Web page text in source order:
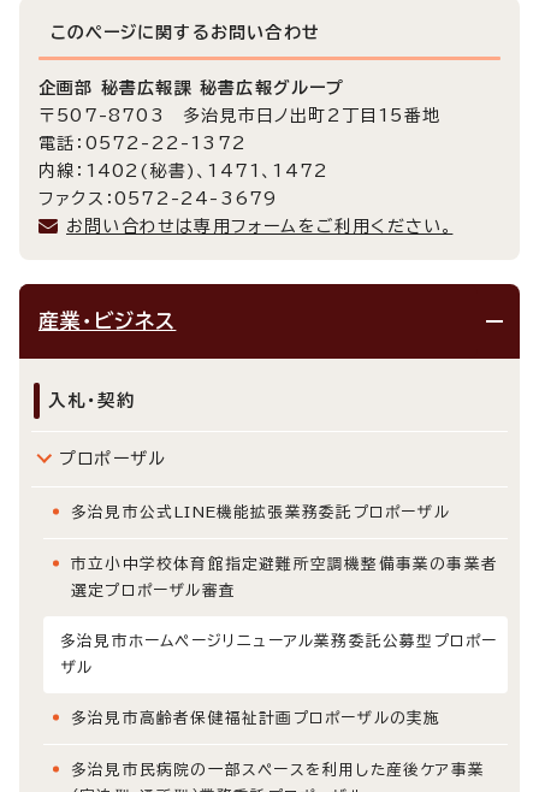
このページに関する お問い合わせ
企画部 秘書広報課 秘書広報グループ
〒507-8703 多治見市日ノ出町2丁目15番地
電話：0572-22-1372
内線：1402(秘書)、1471、1472
ファクス：0572-24-3679
お問い合わせは専用フォームをご利用ください。
産業・ビジネス
入札・契約
プロポーザル
多治見市公式LINE機能拡張業務委託プロポーザル
市立小中学校体育館指定避難所空調機整備事業の事業者
選定プロポーザル審査
多治見市ホームページリニューアル業務委託公募型プロポー
ザル
多治見市高齢者保健福祉計画プロポーザルの実施
多治見市民病院の一部スペースを利用した産後ケア事業